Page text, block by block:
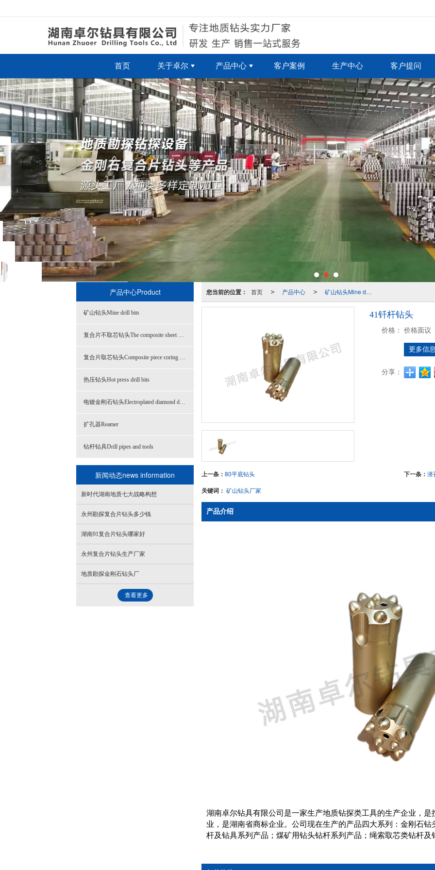
首页 关于卓尔 产品中心 客户案例 生产中心 客户提问
您当前的位置： 首页 > 产品中心 > 矿山钻头Mine drill bits
41钎杆钻头
价格： 价格面议
更多信
分享：
上一条： 80平底钻头 下一条： 潜
关键词： 矿山钻头厂家
产品介绍
湖南卓尔钻具有限公司是一家生产地质钻探类工具的生产企业，
业，是湖南省商标企业。公司现在生产的产品四大系列：金刚石
杆及钻具系列产品；煤矿用钻头钻杆系列产品；绳索取芯类钻杆及
产品中心Product
矿山钻头Mine drill bits
复合片不取芯钻头The composite sheet does not take the core
复合片取芯钻头Composite piece coring drill bits
热压钻头Hot press drill bits
电镀金刚石钻头Electroplated diamond drill bits
扩孔器Reamer
钻杆钻具Drill pipes and tools
新闻动态news information
新时代湖南地质七大战略构想
永州勘探复合片钻头多少钱
湖南91复合片钻头哪家好
永州复合片钻头生产厂家
地质勘探金刚石钻头厂
查看更多